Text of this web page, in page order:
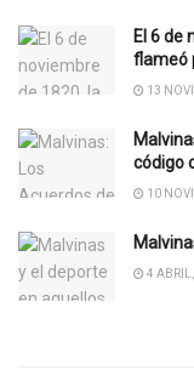
El 6 de
flameó
13
código
10
4